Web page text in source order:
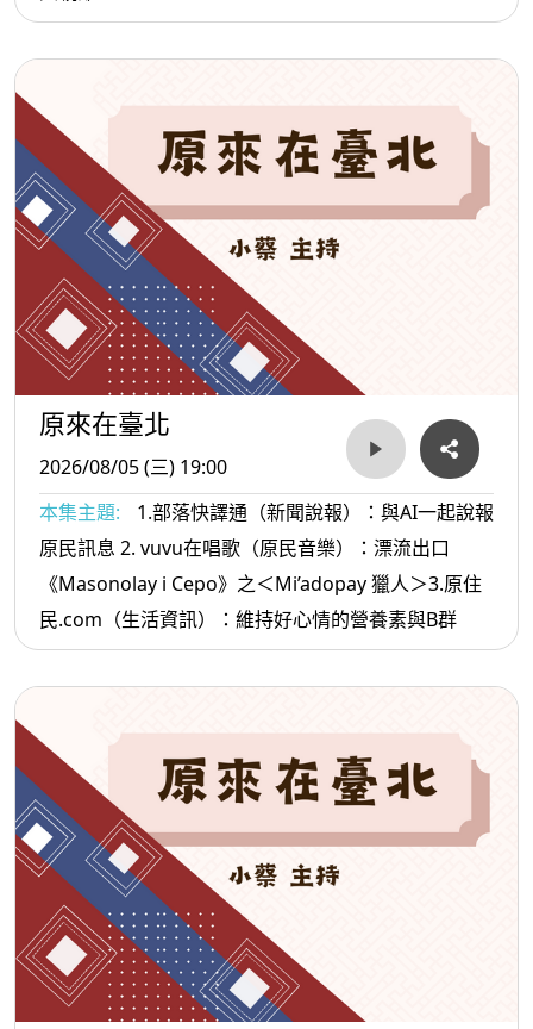
原來在臺北
2026/08/05 (三) 19:00
本集主題:
1.部落快譯通（新聞說報）：與AI一起說報
原民訊息 2. vuvu在唱歌（原民音樂）：漂流出口
《Masonolay i Cepo》之＜Mi’adopay 獵人＞3.原住
民.com（生活資訊）：維持好心情的營養素與B群